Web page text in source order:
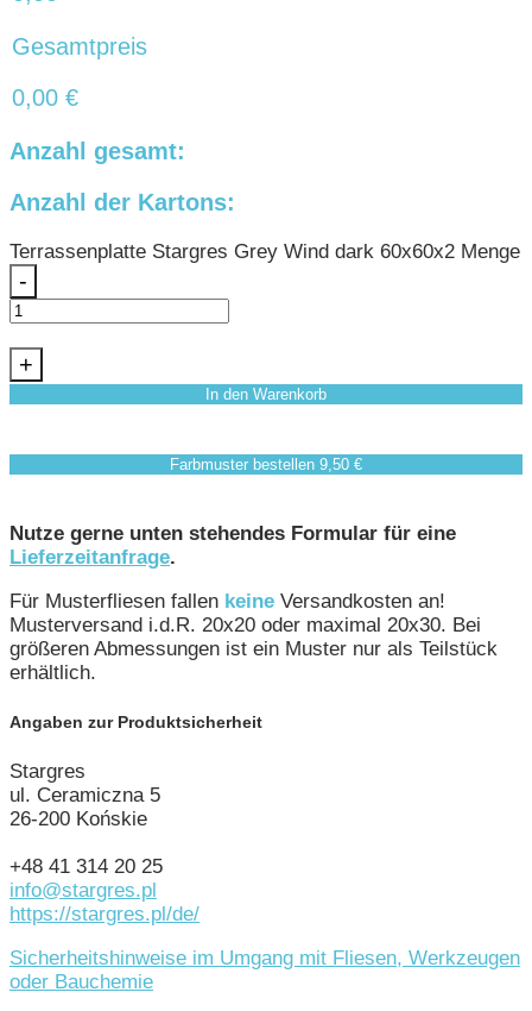
Gesamtpreis
0,00 €
Anzahl gesamt:
Anzahl der Kartons:
Terrassenplatte Stargres Grey Wind dark 60x60x2 Menge
-
+
In den Warenkorb
Farbmuster bestellen 9,50 €
Nutze gerne unten stehendes Formular für eine
Lieferzeitanfrage.
Für Musterfliesen fallen keine Versandkosten an!
Musterversand i.d.R. 20x20 oder maximal 20x30. Bei
größeren Abmessungen ist ein Muster nur als Teilstück
erhältlich.
Angaben zur Produktsicherheit
Stargres
ul. Ceramiczna 5
26-200 Końskie
+48 41 314 20 25
info@stargres.pl
https://stargres.pl/de/
Sicherheitshinweise im Umgang mit Fliesen, Werkzeugen
oder Bauchemie